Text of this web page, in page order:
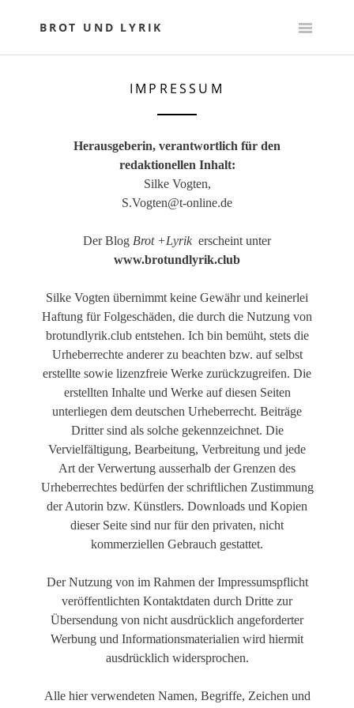
BROT UND LYRIK
IMPRESSUM
Herausgeberin, verantwortlich für den
redaktionellen Inhalt:
Silke Vogten,
S.Vogten@t-online.de
Der Blog Brot +Lyrik erscheint unter
www.brotundlyrik.club
Silke Vogten übernimmt keine Gewähr und keinerlei
Haftung für Folgeschäden, die durch die Nutzung von
brotundlyrik.club entstehen. Ich bin bemüht, stets die
Urheberrechte anderer zu beachten bzw. auf selbst
erstellte sowie lizenzfreie Werke zurückzugreifen. Die
erstellten Inhalte und Werke auf diesen Seiten
unterliegen dem deutschen Urheberrecht. Beiträge
Dritter sind als solche gekennzeichnet. Die
Vervielfältigung, Bearbeitung, Verbreitung und jede
Art der Verwertung ausserhalb der Grenzen des
Urheberrechtes bedürfen der schriftlichen Zustimmung
der Autorin bzw. Künstlers. Downloads und Kopien
dieser Seite sind nur für den privaten, nicht
kommerziellen Gebrauch gestattet.
Der Nutzung von im Rahmen der Impressumspflicht
veröffentlichten Kontaktdaten durch Dritte zur
Übersendung von nicht ausdrücklich angeforderter
Werbung und Informationsmaterialien wird hiermit
ausdrücklich widersprochen.
Alle hier verwendeten Namen, Begriffe, Zeichen und